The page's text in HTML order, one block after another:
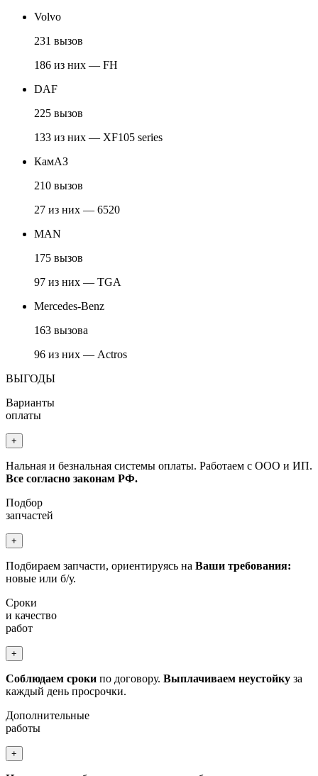
Volvo
231 вызов
186 из них — FH
DAF
225 вызов
133 из них — XF105 series
КамАЗ
210 вызов
27 из них — 6520
MAN
175 вызов
97 из них — TGA
Mercedes-Benz
163 вызова
96 из них — Actros
ВЫГОДЫ
Варианты
оплаты
+
Нальная и безнальная системы оплаты. Работаем с ООО и ИП.
Все согласно законам РФ.
Подбор
запчастей
+
Подбираем запчасти, ориентируясь на Ваши требования:
новые или б/у.
Сроки
и качество
работ
+
Соблюдаем сроки по договору. Выплачиваем неустойку за
каждый день просрочки.
Дополнительные
работы
+